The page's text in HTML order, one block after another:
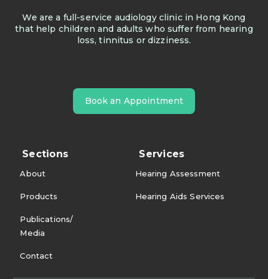
We are a full-service audiology clinic in Hong Kong
that help children and adults who suffer from hearing
loss, tinnitus or dizziness.
Book an Appointment
Sections
About
Products
Publications/
Media
Contact
Services
Hearing Assessment
Hearing Aids Services